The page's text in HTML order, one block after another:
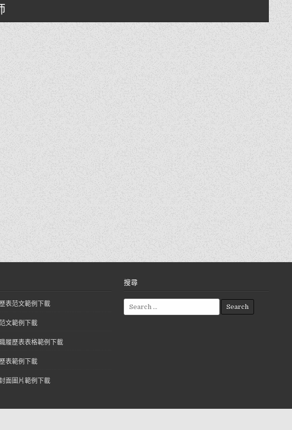
表范文範例下載
文範例下載
履歷表表格範例下載
表範例下載
面圖片範例下載
搜尋
e